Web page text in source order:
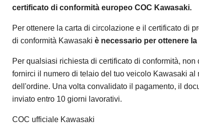
certificato di conformità europeo COC Kawasaki.
Per ottenere la carta di circolazione e il certificato di
di conformità Kawasaki è necessario per ottenere
Per qualsiasi richiesta di certificato di conformità, non
fornirci il numero di telaio del tuo veicolo Kawasaki al
dell'ordine. Una volta convalidato il pagamento, il
inviato entro 10 giorni lavorativi.
COC ufficiale Kawasaki